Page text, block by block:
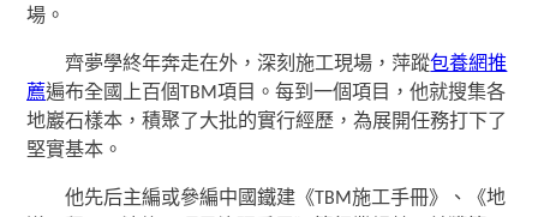
場。
齊夢學終年奔走在外，深刻施工現場，萍蹤包養網推
薦遍布全國上百個TBM項目。每到一個項目，他就搜集各
地巖石樣本，積聚了大批的實行經歷，為展開任務打下了
堅實基本。
他先后主編或參編中國鐵建《TBM施工手冊》、《地